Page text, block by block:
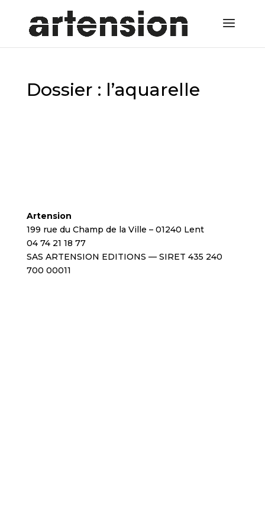
Dossier : l’aquarelle
Artension
199 rue du Champ de la Ville – 01240 Lent
04 74 21 18 77
SAS ARTENSION EDITIONS — SIRET 435 240
700 00011